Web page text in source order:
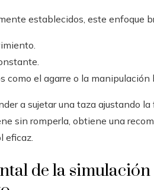
establecidos, este enfoque
el agarre o la manipulación
a sujetar una taza ajustando la
sin romperla, obtiene una
eficaz.
de la